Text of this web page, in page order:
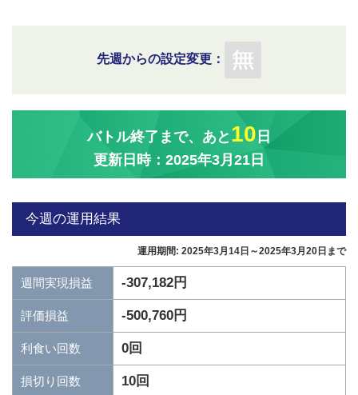
先週からの設定変更：
バトル終了まで、あと 10 日
更新日時：2025年3月21日
今週の運用結果
運用期間: 2025年3月14日～2025年3月20日まで
週間実現損益 -307,182円
評価損益 -500,760円
利食い回数 0回
損切り回数 10回